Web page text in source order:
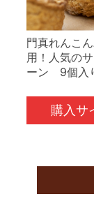
門真れんこ
用！人気の
ーン 9個入
購入サ